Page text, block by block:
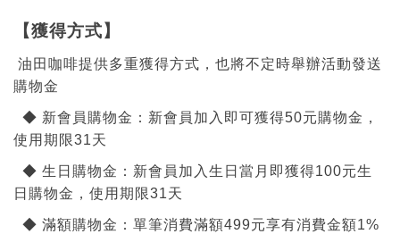
【獲得方式】
油田咖啡提供多重獲得方式，也將不定時舉辦活動發送
購物金
◆ 新會員購物金：新會員加入即可獲得50元購物金，
使用期限31天
◆ 生日購物金：新會員加入生日當月即獲得100元生
日購物金，使用期限31天
◆ 滿額購物金：單筆消費滿額499元享有消費金額1%